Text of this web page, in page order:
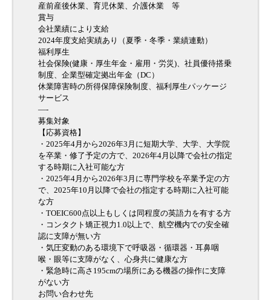
産前産後休業、育児休業、介護休業 等
賞与
会社業績により支給
2024年度支給実績あり（夏季・冬季・業績連動）
福利厚生
社会保険(健康・厚生年金・雇用・労災)、社員優待搭乗
制度、企業型確定拠出年金（DC）
休業障害時の所得保障保険制度、福利厚生パッケージ
サービス
—-
募集対象
【応募資格】
・2025年4月から2026年3月に短期大学、大学、大学院
を卒業・修了予定の方で、2026年4月以降で会社の指定
する時期に入社可能な方
・2025年4月から2026年3月に専門学校を卒業予定の方
で、2025年10月以降で会社の指定する時期に入社可能
な方
・TOEIC600点以上もしくは同程度の英語力を有する方
・コンタクト矯正視力1.0以上で、航空機内での安全確
認に支障が無い方
・気圧変動のある環境下で呼吸器・循環器・耳鼻咽
喉・眼等に支障がなく、心身共に健康な方
・緊急時に高さ195cmの場所にある機器の操作に支障
がない方
お問い合わせ先